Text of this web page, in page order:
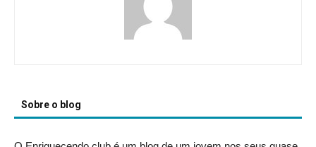
Sobre o blog